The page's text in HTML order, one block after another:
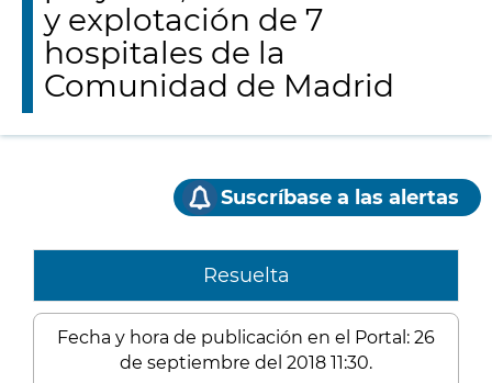
y explotación de 7
hospitales de la
Comunidad de Madrid
Suscríbase a las alertas
Resuelta
Fecha y hora de publicación en el Portal: 26
de septiembre del 2018 11:30.